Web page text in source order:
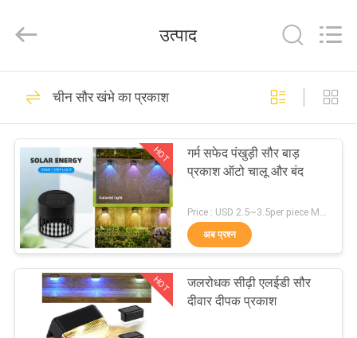
उत्पादों
हमारे
बारे
कारखाना
भ्रमण
Reserved.
सोलर रोड स्टड
336
सौर एलईडी रोड स्टड
58
उत्पाद
चीन सौर खंभे का प्रकाश
HOT
गर्म सफेद पंखुड़ी सौर बाड़
प्रकाश ऑटो चालू और बंद
Price : USD 2.5~3.5per piece MOQ:10 पी.सी.एस
अब प्रश्न
HOT
जलरोधक सीढ़ी एलईडी सौर
दीवार दीपक प्रकाश